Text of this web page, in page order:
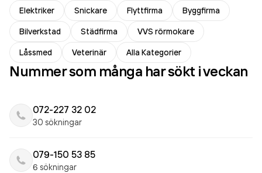
Elektriker Snickare Flyttfirma
Byggfirma
Bilverkstad
Städfirma
VVS rörmokare
Låssmed
Veterinär Alla Kategorier
Nummer som många har sökt i veckan
072-227 32 02
30 sökningar
079-150 53 85
6 sökningar